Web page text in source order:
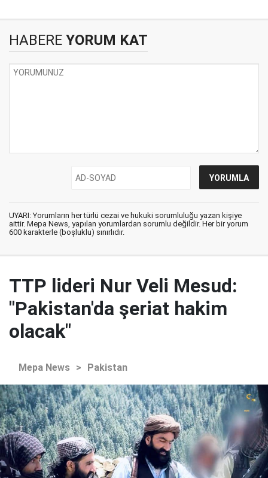
HABERE YORUM KAT
UYARI: Yorumların her türlü cezai ve hukuki sorumluluğu yazan kişiye
aittir. Mepa News, yapılan yorumlardan sorumlu değildir. Her bir yorum
600 karakterle (boşluklu) sınırlıdır.
TTP lideri Nur Veli Mesud:
"Pakistan'da şeriat hakim
olacak"
Mepa News > Pakistan